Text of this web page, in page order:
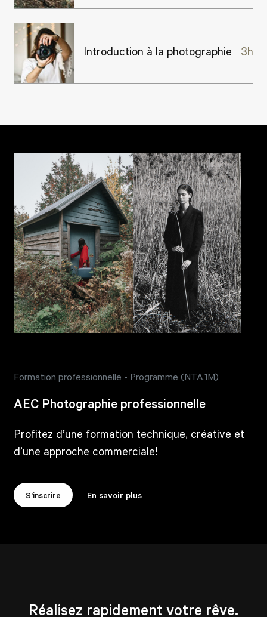
Introduction à la photographie 3h
Formation professionnelle - Programme (NTA.1M)
AEC Photographie professionnelle
Profitez d’une formation technique, créative et
d’une approche commerciale!
S'inscrire En savoir plus
Réalisez rapidement votre rêve.